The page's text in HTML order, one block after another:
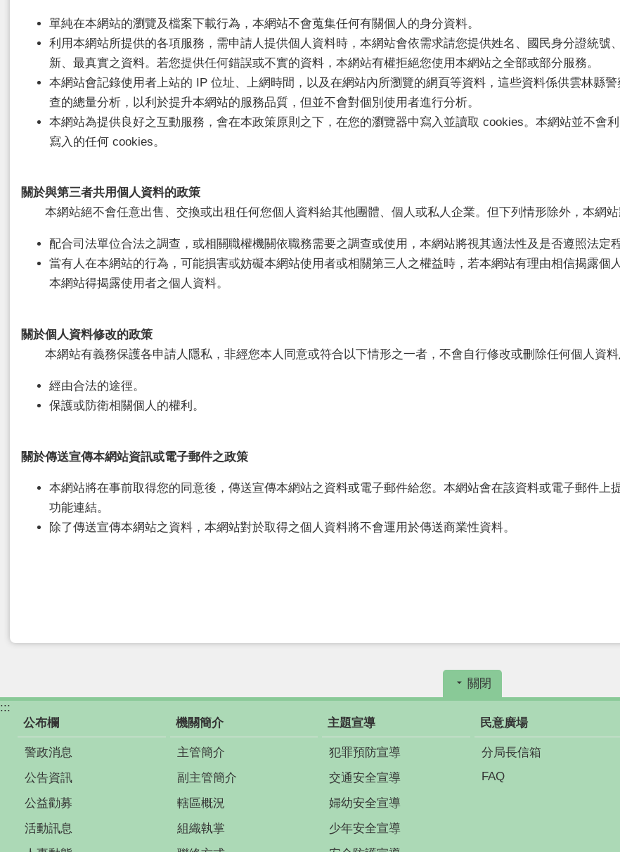
單純在本網站的瀏覽及檔案下載行為，本網站不會蒐集任何有關個人的身分資料。
利用本網站所提供的各項服務，需申請人提供個人資料時，本網站會依需求請您提供姓名、國民身分證統
新、最真實之資料。若您提供任何錯誤或不實的資料，本網站有權拒絕您使用本網站之全部或部分服務。
本網站會記錄使用者上站的 IP 位址、上網時間，以及在網站內所瀏覽的網頁等資料，這些資料係供雲林縣
查的總量分析，以利於提升本網站的服務品質，但並不會對個別使用者進行分析。
本網站為提供良好之互動服務，會在本政策原則之下，在您的瀏覽器中寫入並讀取 cookies。本網站並不會
寫入的任何 cookies。
關於與第三者共用個人資料的政策
本網站絕不會任意出售、交換或出租任何您個人資料給其他團體、個人或私人企業。但下列情形除外，本網站
配合司法單位合法之調查，或相關職權機關依職務需要之調查或使用，本網站將視其適法性及是否遵照法定
當有人在本網站的行為，可能損害或妨礙本網站使用者或相關第三人之權益時，若本網站有理由相信揭露個
本網站得揭露使用者之個人資料。
關於個人資料修改的政策
本網站有義務保護各申請人隱私，非經您本人同意或符合以下情形之一者，不會自行修改或刪除任何個人資料
經由合法的途徑。
保護或防衛相關個人的權利。
關於傳送宣傳本網站資訊或電子郵件之政策
本網站將在事前取得您的同意後，傳送宣傳本網站之資料或電子郵件給您。本網站會在該資料或電子郵件
功能連結。
除了傳送宣傳本網站之資料，本網站對於取得之個人資料將不會運用於傳送商業性資料。
關閉
:::
公布欄
警政消息
公告資訊
公益勸募
活動訊息
機關簡介
主管簡介
副主管簡介
轄區概況
組織執掌
主題宣導
犯罪預防宣導
交通安全宣導
婦幼安全宣導
少年安全宣導
民意廣場
分局長信箱
FAQ